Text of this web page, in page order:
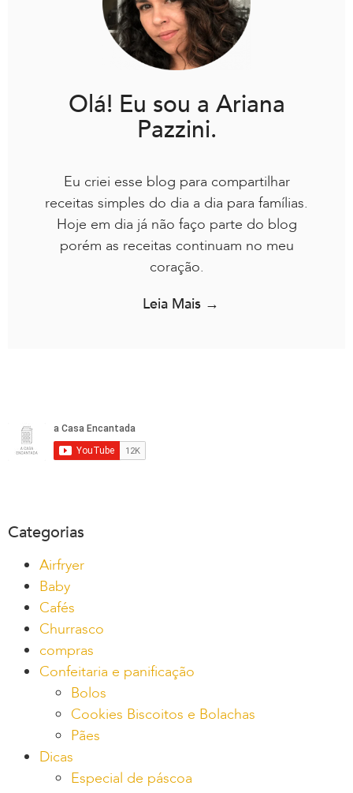
Olá! Eu sou a Ariana
Pazzini.
Eu criei esse blog para compartilhar
receitas simples do dia a dia para famílias.
Hoje em dia já não faço parte do blog
porém as receitas continuam no meu
coração.
Leia Mais →
Categorias
Airfryer
Baby
Cafés
Churrasco
compras
Confeitaria e panificação
Bolos
Cookies Biscoitos e Bolachas
Pães
Dicas
Especial de páscoa